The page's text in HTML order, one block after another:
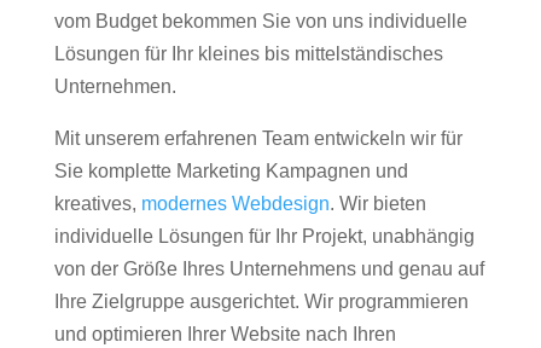
vom Budget bekommen Sie von uns individuelle
Lösungen für Ihr kleines bis mittelständisches
Unternehmen.
Mit unserem erfahrenen Team entwickeln wir für
Sie komplette Marketing Kampagnen und
kreatives, modernes Webdesign. Wir bieten
individuelle Lösungen für Ihr Projekt, unabhängig
von der Größe Ihres Unternehmens und genau auf
Ihre Zielgruppe ausgerichtet. Wir programmieren
und optimieren Ihrer Website nach Ihren